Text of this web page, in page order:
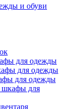
и обуви
для одежды
для одежды
для одежды
шкафы для